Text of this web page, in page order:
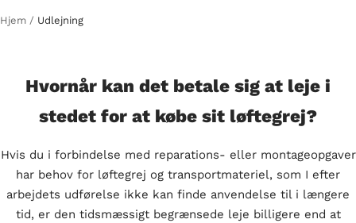
Hjem Udlejning
Hvornår kan det betale sig at leje i
stedet for at købe sit løftegrej?
Hvis du i forbindelse med reparations- eller montageopgaver
har behov for løftegrej og transportmateriel, som I efter
arbejdets udførelse ikke kan finde anvendelse til i længere
tid, er den tidsmæssigt begrænsede leje billigere end at